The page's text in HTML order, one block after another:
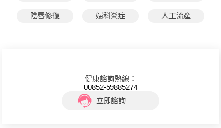
陰唇修復 婦科炎症 人工流產
健康諮詢熱線：
00852-59885274
立即諮詢